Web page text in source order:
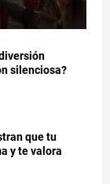
silenciosa?
que tu
y te valora